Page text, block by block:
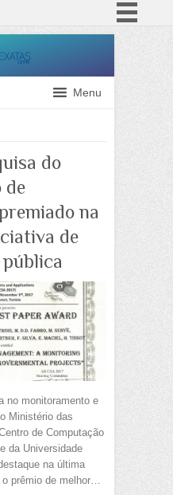
Participe
Canais
Menu
do
de
na
de
no monitoramento e
Ministério das
de Computação
da Universidade
na última
prêmio de melhor…